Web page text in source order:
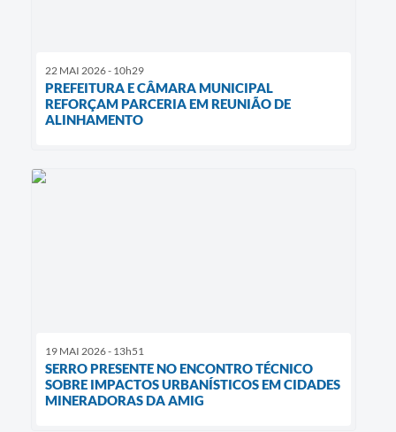
22 MAI 2026 - 10h29
PREFEITURA E CÂMARA MUNICIPAL
REFORÇAM PARCERIA EM REUNIÃO DE
ALINHAMENTO
19 MAI 2026 - 13h51
SERRO PRESENTE NO ENCONTRO TÉCNICO
SOBRE IMPACTOS URBANÍSTICOS EM CIDADES
MINERADORAS DA AMIG